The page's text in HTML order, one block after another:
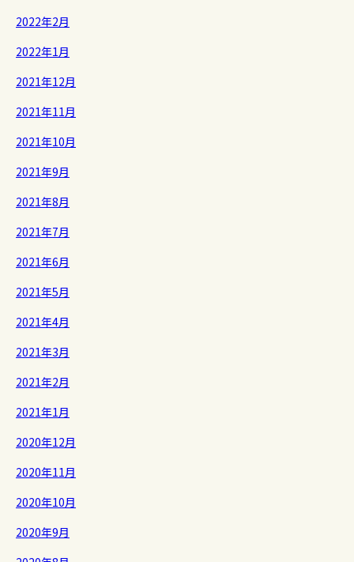
2022年2月
2022年1月
2021年12月
2021年11月
2021年10月
2021年9月
2021年8月
2021年7月
2021年6月
2021年5月
2021年4月
2021年3月
2021年2月
2021年1月
2020年12月
2020年11月
2020年10月
2020年9月